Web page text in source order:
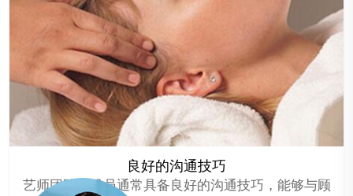
良好的沟通技巧
艺师团队的成员通常具备良好的沟通技巧，能够与顾